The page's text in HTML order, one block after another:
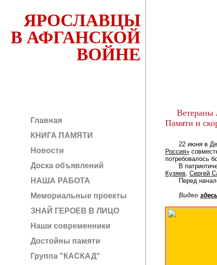
ЯРОСЛАВЦЫ
В АФГАНСКОЙ
ВОЙНЕ
Главная
КНИГА ПАМЯТИ
Новости
Доска объявлений
НАША РАБОТА
Мемориальные проекты
ЗНАЙ ГЕРОЕВ В ЛИЦО
Наши современники
Достойны памяти
Группа "КАСКАД"
Ветераны
Памяти и
22 июня в День
Россия»
потребовалось
В
Кузяев, Сергей
Перед
Видео